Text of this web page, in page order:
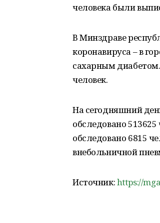
человека были
В Минздраве
коронавируса – в
сахарным
человек.
На сегодняшний
обследовано
обследовано 6815
внебольничной
Источник:https://